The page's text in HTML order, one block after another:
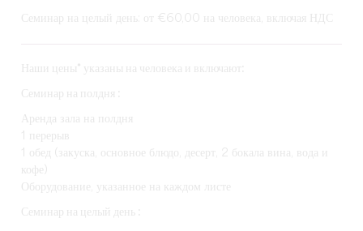
Семинар на целый день: от €60,00 на человека, включая НДС
Наши цены* указаны на человека и включают:
Семинар на полдня :
Аренда зала на полдня
1 перерыв
1 обед (закуска, основное блюдо, десерт, 2 бокала вина, вода и
кофе)
Оборудование, указанное на каждом листе
Семинар на целый день :